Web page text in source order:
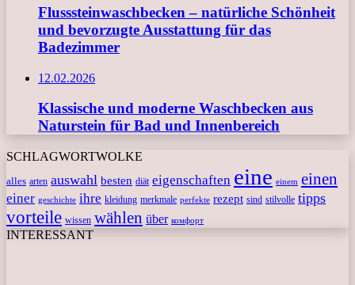
Flusssteinwaschbecken – natürliche Schönheit
und bevorzugte Ausstattung für das
Badezimmer
12.02.2026
Klassische und moderne Waschbecken aus
Naturstein für Bad und Innenbereich
SCHLAGWORTWOLKE
alles arten auswahl besten diät eigenschaften eine einem einen
einer geschichte ihre kleidung merkmale perfekte rezept sind stilvolle tipps
vorteile wissen wählen über комфорт
INTERESSANT